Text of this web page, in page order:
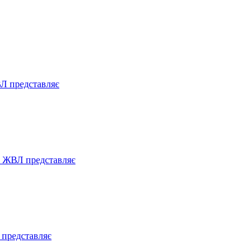
представляє
ЖВЛ представляє